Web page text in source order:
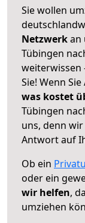
Sie wollen
Netzwerkan
Tübingen
weiterwissen
Sie! Wenn
was kostet
Tübingen
uns, denn
Antwort auf
Ob ein
oder ein
wir helfen,
umziehen